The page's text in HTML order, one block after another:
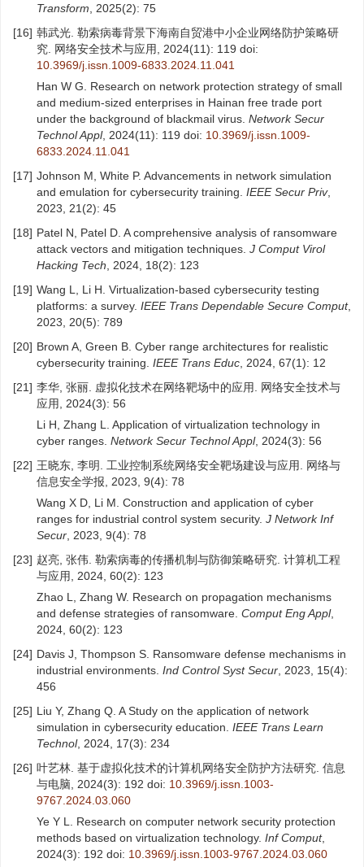
Transform , 2025(2): 75
[16] 韩武光. 勒索病毒背景下海南自贸港中小企业网络防护策略研
究. 网络安全技术与应用, 2024(11): 119 doi:
10.3969/j.issn.1009-6833.2024.11.041
Han W G. Research on network protection strategy of small
and medium-sized enterprises in Hainan free trade port
under the background of blackmail virus. Network Secur
Technol Appl, 2024(11): 119 doi: 10.3969/j.issn.1009-
6833.2024.11.041
[17] Johnson M, White P. Advancements in network simulation
and emulation for cybersecurity training. IEEE Secur Priv,
2023, 21(2): 45
[18] Patel N, Patel D. A comprehensive analysis of ransomware
attack vectors and mitigation techniques. J Comput Virol
Hacking Tech , 2024, 18(2): 123
[19] Wang L, Li H. Virtualization-based cybersecurity testing
platforms: a survey. IEEE Trans Dependable Secure Comput,
2023, 20(5): 789
[20] Brown A, Green B. Cyber range architectures for realistic
cybersecurity training. IEEE Trans Educ , 2024, 67(1): 12
[21] 李华, 张丽. 虚拟化技术在网络靶场中的应用. 网络安全技术与
应用, 2024(3): 56
Li H, Zhang L. Application of virtualization technology in
cyber ranges. Network Secur Technol Appl, 2024(3): 56
[22] 王晓东, 李明. 工业控制系统网络安全靶场建设与应用. 网络与
信息安全学报, 2023, 9(4): 78
Wang X D, Li M. Construction and application of cyber
ranges for industrial control system security. J Network Inf
Secur , 2023, 9(4): 78
[23] 赵亮, 张伟. 勒索病毒的传播机制与防御策略研究. 计算机工程
与应用, 2024, 60(2): 123
Zhao L, Zhang W. Research on propagation mechanisms
and defense strategies of ransomware. Comput Eng Appl,
2024, 60(2): 123
[24] Davis J, Thompson S. Ransomware defense mechanisms in
industrial environments. Ind Control Syst Secur , 2023, 15(4):
456
[25] Liu Y, Zhang Q. A Study on the application of network
simulation in cybersecurity education. IEEE Trans Learn
Technol, 2024, 17(3): 234
[26] 叶艺林. 基于虚拟化技术的计算机网络安全防护方法研究. 信息
与电脑, 2024(3): 192 doi: 10.3969/j.issn.1003-
9767.2024.03.060
Ye Y L. Research on computer network security protection
methods based on virtualization technology. Inf Comput,
2024(3): 192 doi: 10.3969/j.issn.1003-9767.2024.03.060